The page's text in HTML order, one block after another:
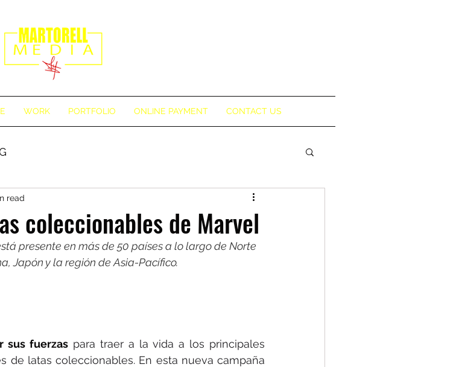
WORK PORTFOLIO ONLINE PAYMENT CONTACT US
coleccionables de Marvel
read
presente en más de 50 países a lo largo de Norte
Japón y la región de Asia-Pacífico.
sus fuerzas para traer a la vida a los principales
de latas coleccionables. En esta nueva campaña